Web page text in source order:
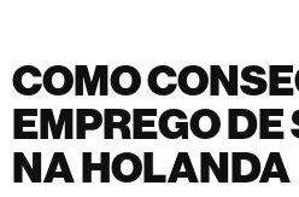
COMO
EMPREGO
NA HOLANDA